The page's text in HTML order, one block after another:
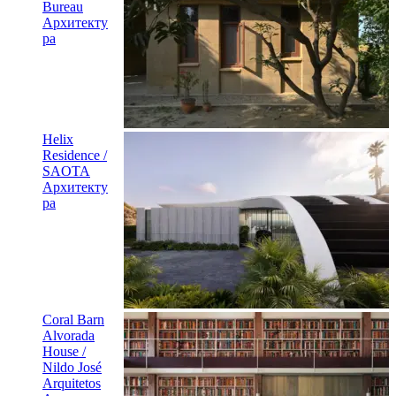
Bureau
Архитекту
ра
Helix
Residence /
SAOTA
Архитекту
ра
Coral Barn
Alvorada
House /
Nildo José
Arquitetos